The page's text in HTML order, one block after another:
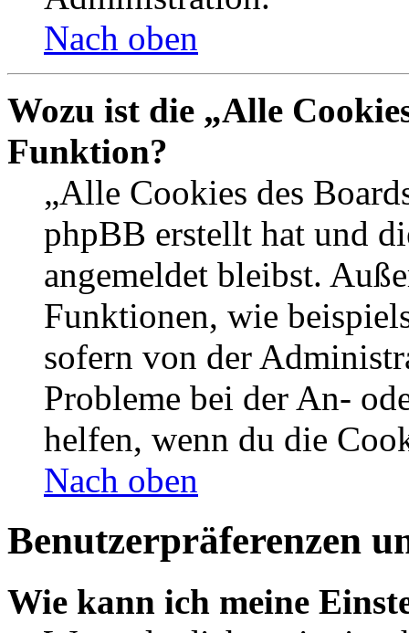
Nach oben
Wozu ist die „Alle
Funktion?
„Alle Cookies des
phpBB erstellt hat und
angemeldet bleibst.
Funktionen, wie
sofern von der
Probleme bei der An-
helfen, wenn du die
Nach oben
Benutzerpräferenzen
Wie kann ich meine